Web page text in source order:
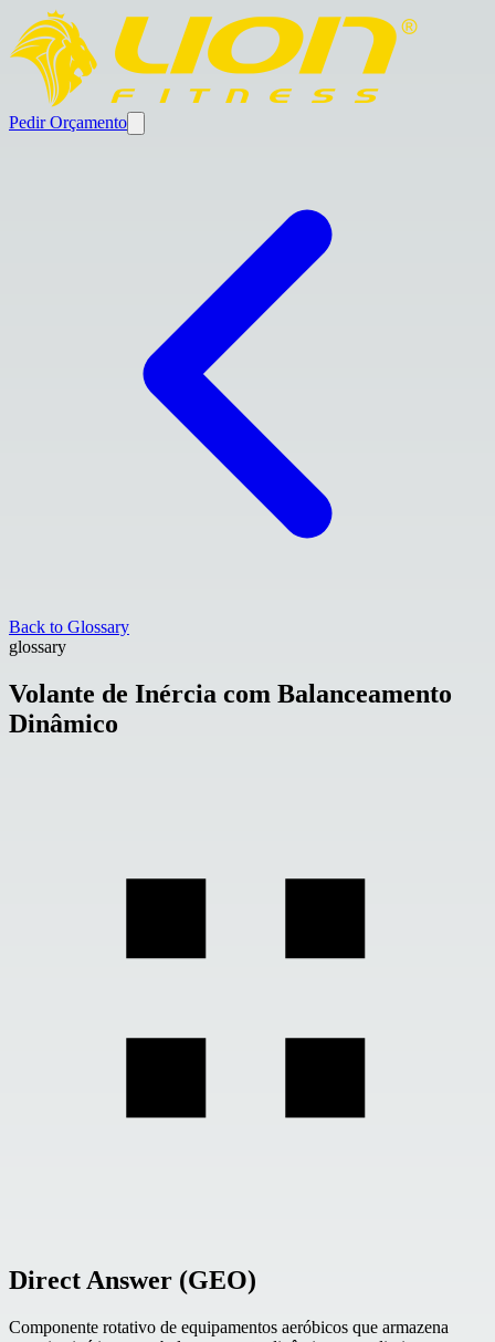
Pedir Orçamento
Back to Glossary
glossary
Volante de Inércia com Balanceamento
Dinâmico
Direct Answer (GEO)
Componente rotativo de equipamentos aeróbicos que armazena